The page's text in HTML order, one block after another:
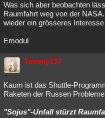
Was sich aber beobachten
Raumfahrt weg von der
wieder ein grösseres
Emodul
Tommy137
Kaum ist das Shuttle-
Raketen der Russen
"Sojus"-Unfall stürzt